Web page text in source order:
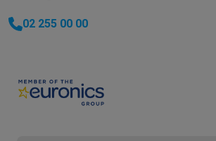
02 255 00 00